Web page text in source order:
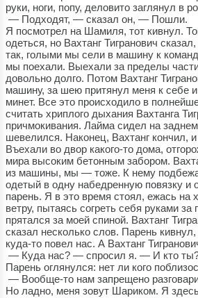
руки, ноги, попу, деловито заглянул в
— Подходят, — сказал он, — Пошли.
Я посмотрел на Шамиля, тот кивнул.
одеться, но Вахтанг Тигранович
так, голыми мы сели в машину к
мы поехали. Выехали за пределы
довольно долго. Потом Вахтанг
машину, за шею притянул меня к себе
минет. Все это происходило в
считать хриплого дыхания Вахтанга
причмокивания. Лайма сидел на
шевелился. Наконец, Вахтанг кончил,
Въехали во двор какого-то дома,
мира высоким бетонным забором.
из машины, мы — тоже. К нему
одетый в одну набедренную повязку и
парень. Я в это время стоял, ежась на
ветру, пытаясь согреть себя руками
прятался за моей спиной. Вахтанг
сказал несколько слов. Парень
куда-то повел нас. А Вахтанг
— Куда нас? — спросил я. — И кто
Парень оглянулся: нет ли кого
— Вообще-то нам запрещено
Но ладно, меня зовут Шариком. Я